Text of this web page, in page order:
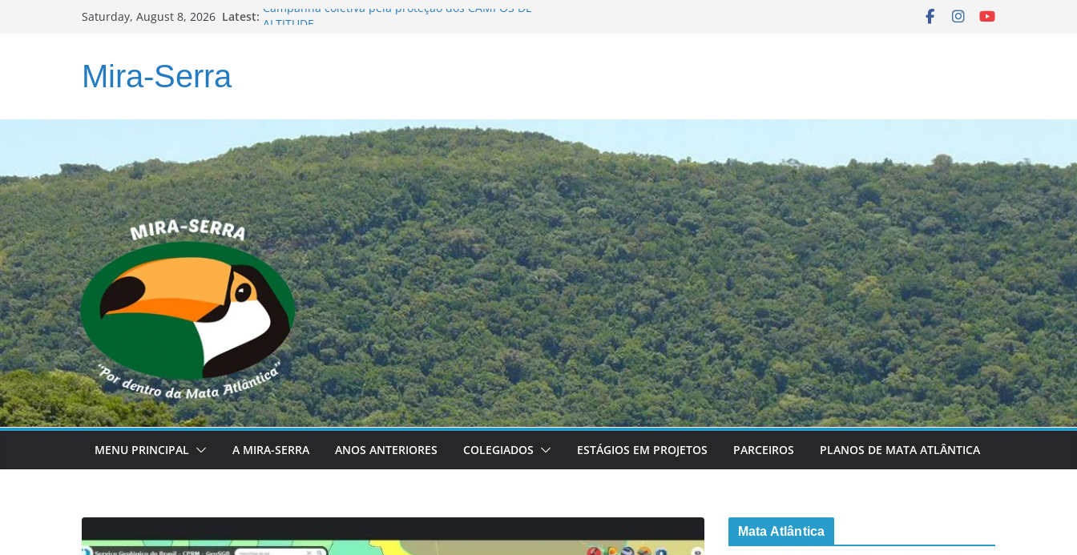
Saturday, August 8, 2026 Latest: Campanha coletiva pela proteção dos CAMPOS DE
Mira-Serra
MENU PRINCIPAL A MIRA-SERRA ANOS ANTERIORES COLEGIADOS ESTÁGIOS EM PROJETOS PARCEIROS PLANOS DE MATA ATLÂNTICA
Mata Atlântica